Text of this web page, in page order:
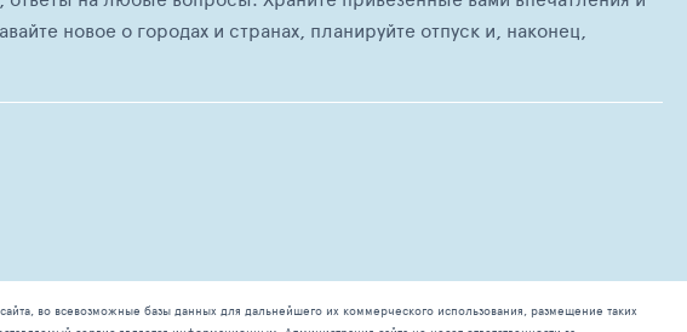
новое о городах и странах, планируйте отпуск и, наконец,
во всевозможные базы данных для дальнейшего их коммерческого использования, размещение таких